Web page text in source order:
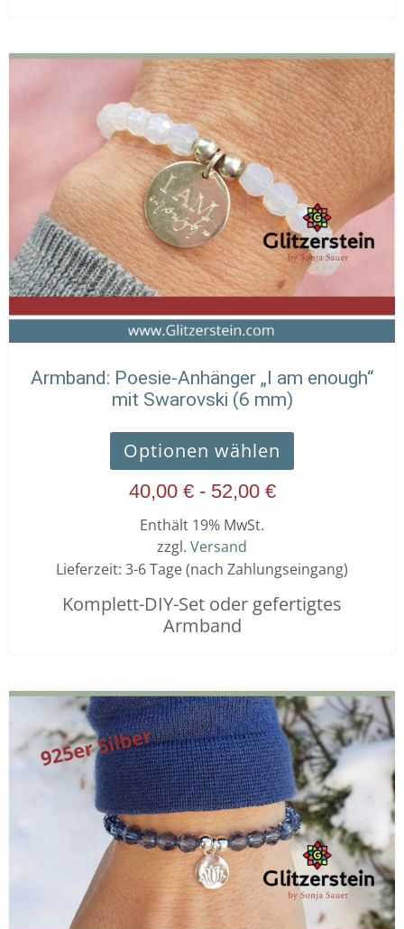
Armband: Poesie-Anhänger „I am enough“
mit Swarovski (6 mm)
Optionen wählen
40,00 €- 52,00 €
Enthält 19% MwSt.
zzgl. Versand
Lieferzeit: 3-6 Tage (nach Zahlungseingang)
Komplett-DIY-Set oder gefertigtes
Armband